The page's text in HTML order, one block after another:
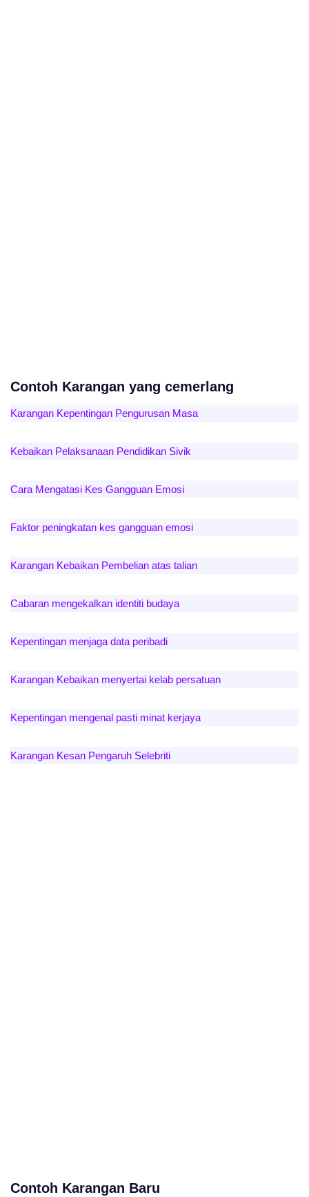
Contoh Karangan yang cemerlang
Karangan Kepentingan Pengurusan Masa
Kebaikan Pelaksanaan Pendidikan Sivik
Cara Mengatasi Kes Gangguan Emosi
Faktor peningkatan kes gangguan emosi
Karangan Kebaikan Pembelian atas talian
Cabaran mengekalkan identiti budaya
Kepentingan menjaga data peribadi
Karangan Kebaikan menyertai kelab persatuan
Kepentingan mengenal pasti minat kerjaya
Karangan Kesan Pengaruh Selebriti
Contoh Karangan Baru